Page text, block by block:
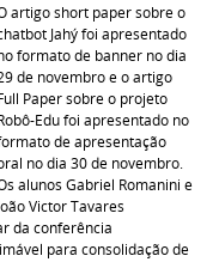
artigo short paper sobre o
Jahý foi apresentado
formato de banner no dia
de novembro e o artigo
Paper sobre o projeto
Edu foi apresentado no
de apresentação
no dia 30 de novembro.
alunos Gabriel Romanini e
VictorTavares
da conferência
para consolidação de